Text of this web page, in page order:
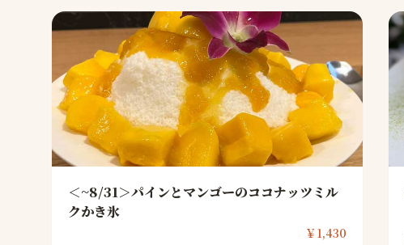
＜~8/31＞パインとマンゴーのココナッツミル
クかき氷
￥1,430